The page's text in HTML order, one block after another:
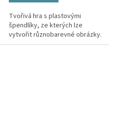
Tvořivá hra s plastovými
špendlíky, ze kterých lze
vytvořit různobarevné obrázky.